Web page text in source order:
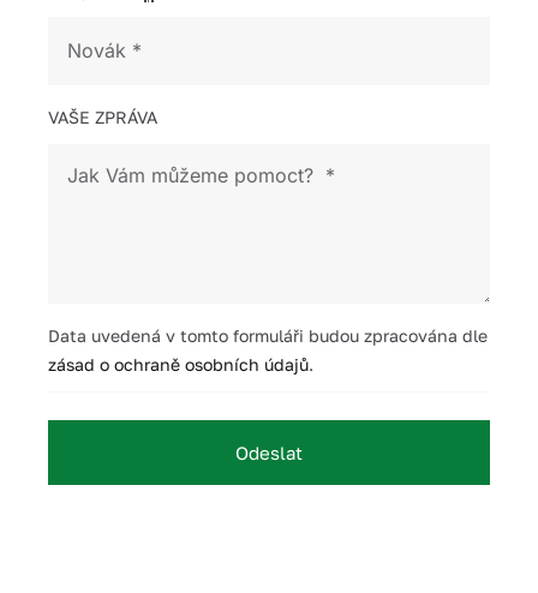
VAŠE ZPRÁVA
Data uvedená v tomto formuláři budou zpracována dle
zásad o ochraně osobních údajů.
Odeslat